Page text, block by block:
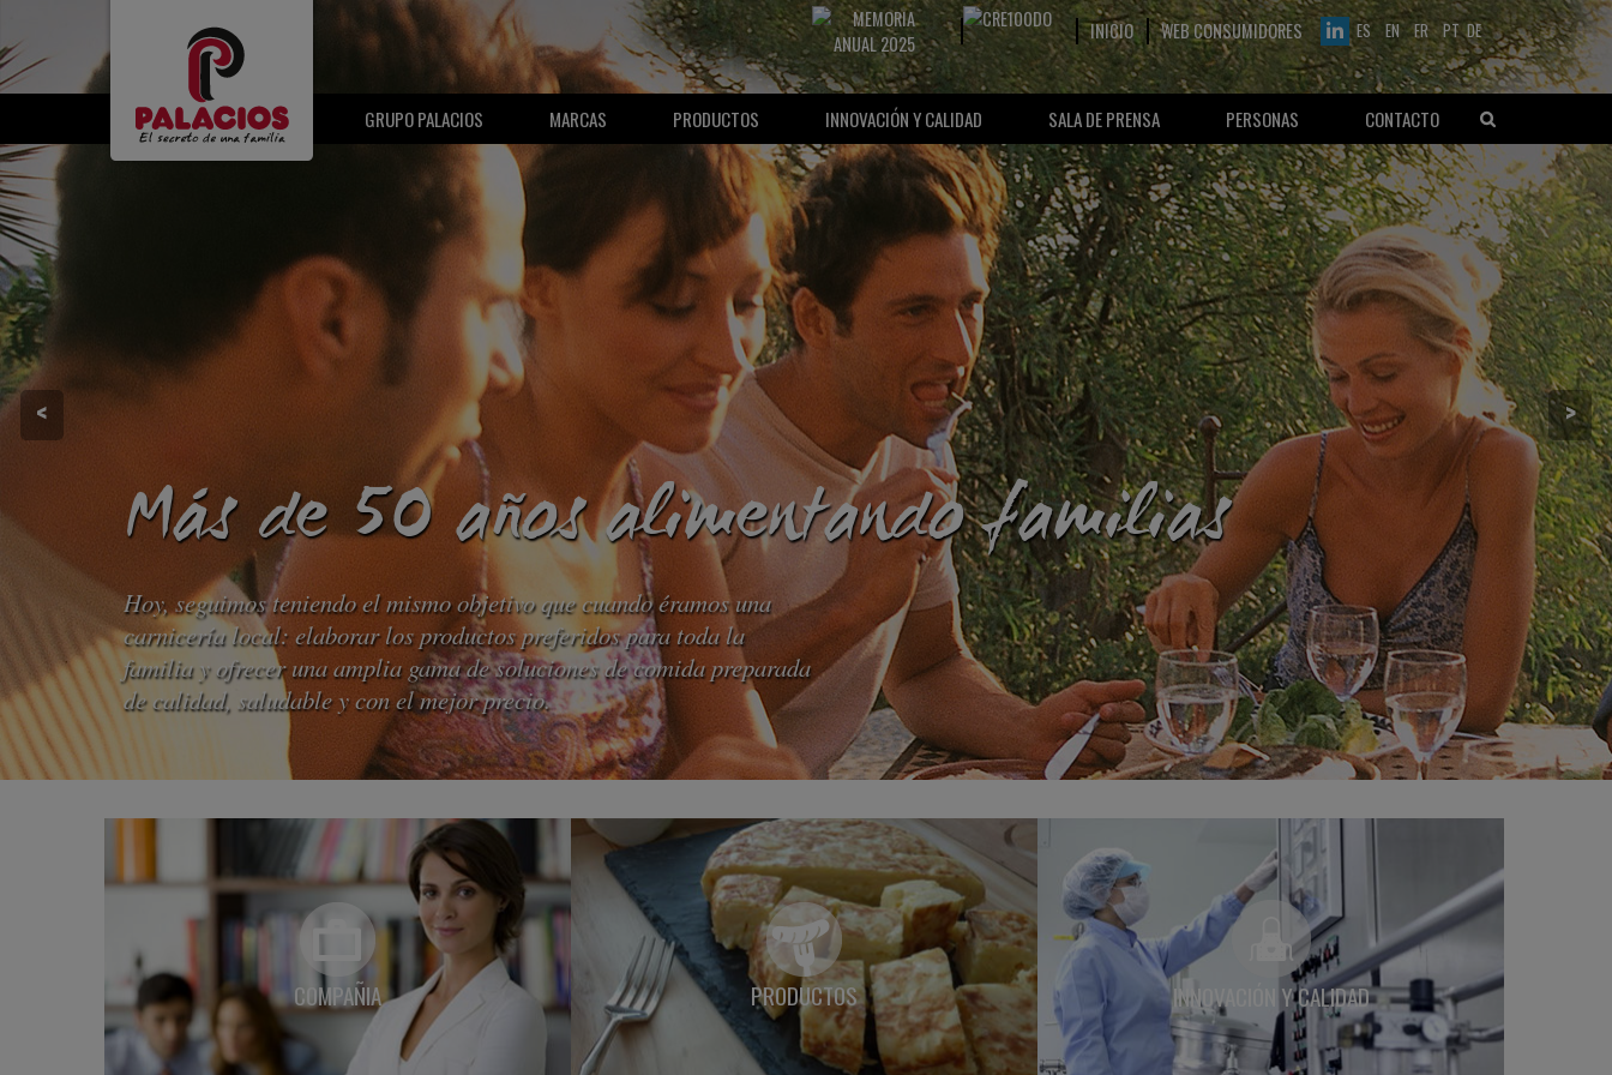
GRUPO PALACIOS MARCAS PRODUCTOS INNOVACIÓN Y CALIDAD SALA DE PRENSA PERSONAS CONTACTO
ES EN FR PT DE
< >
Más de 50 años alimentando familias
Hoy, seguimos teniendo el mismo objetivo que cuando éramos una
carnicería local: elaborar los productos preferidos para toda la
familia y ofrecer una amplia gama de soluciones de comida preparada
de calidad, saludable y con el mejor precio.
INICIO WEB CONSUMIDORES
COMPAÑIA PRODUCTOS INNOVACIÓN Y CALIDAD